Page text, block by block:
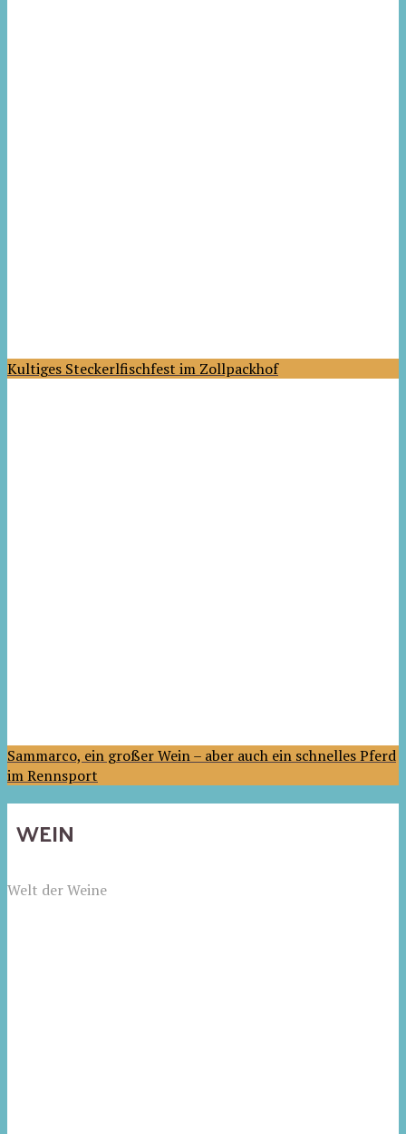
Kultiges Steckerlfischfest im Zollpackhof
Sammarco, ein großer Wein – aber auch ein schnelles Pferd
im Rennsport
WEIN
Welt der Weine